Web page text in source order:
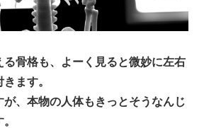
る骨格も、よーく見ると微妙に左右
ます。
、本物の人体もきっとそうなんじ